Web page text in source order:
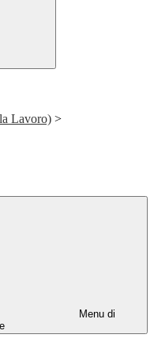
Lavoro) >
Menu di